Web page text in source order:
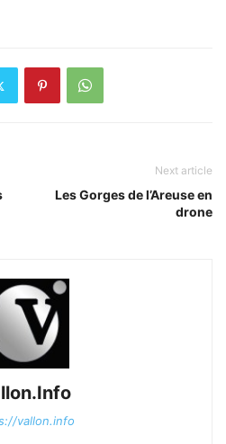
Next article
Les Gorges de l’Areuse en
drone
vallon.info